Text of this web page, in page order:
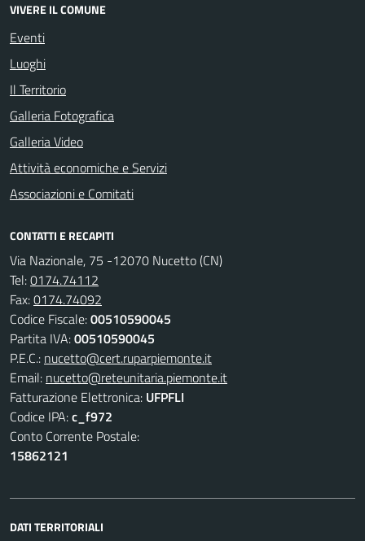
VIVERE IL COMUNE
Eventi
Luoghi
Il Territorio
Galleria Fotografica
Galleria Video
Attività economiche e Servizi
Associazioni e Comitati
CONTATTI E RECAPITI
Via Nazionale, 75 -12070 Nucetto (CN)
Tel:0174.74112
Fax:0174.74092
Codice Fiscale:00510590045
Partita IVA:00510590045
P.E.C.: nucetto@cert.ruparpiemonte.it
Email: nucetto@reteunitaria.piemonte.it
Fatturazione Elettronica: UFPFLI
Codice IPA:c_f972
Conto Corrente Postale:
15862121
DATI TERRITORIALI